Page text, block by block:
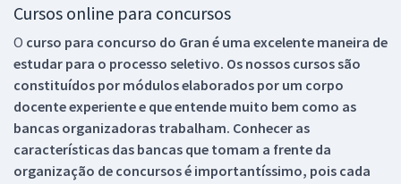
Cursos online para concursos
O curso para concurso do Gran é uma excelente maneira de
estudar para o processo seletivo. Os nossos cursos são
constituídos por módulos elaborados por um corpo
docente experiente e que entende muito bem como as
bancas organizadoras trabalham. Conhecer as
características das bancas que tomam a frente da
organização de concursos é importantíssimo, pois cada